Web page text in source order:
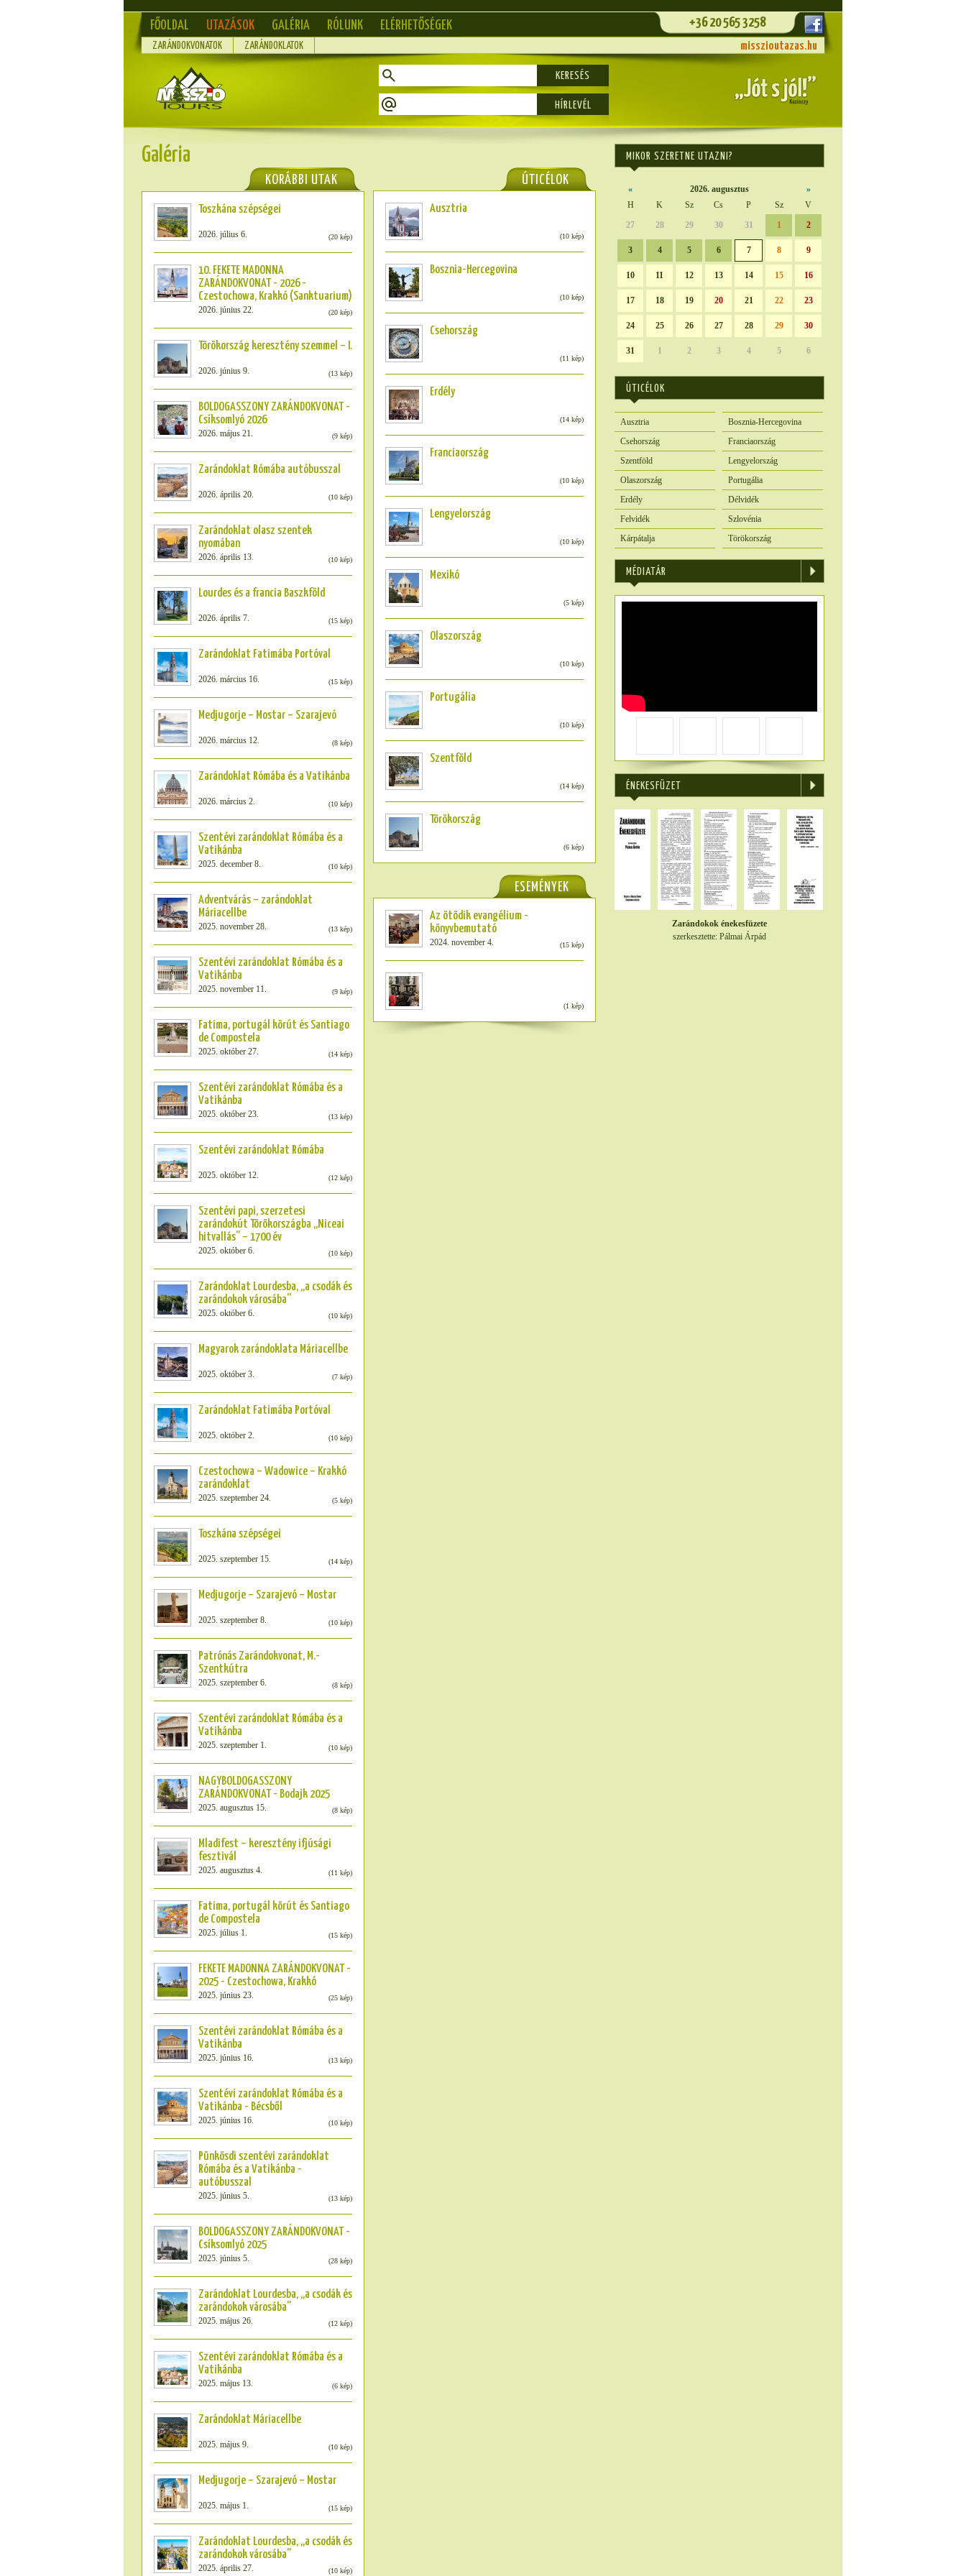
FŐOLDAL UTAZÁSOK GALÉRIA RÓLUNK ELÉRHETŐSÉGEK +36 20 565 3258
ZARÁNDOKVONATOK ZARÁNDOKLATOK misszioutazas.hu
KERESÉS
Galéria
KORÁBBI UTAK ÚTICÉLOK
Ausztria
(10 kép)
Bosznia-Hercegovina
(10 kép)
Csehország
(11 kép)
Erdély
(14 kép)
Franciaország
(10 kép)
Lengyelország
(10 kép)
Mexikó
(5 kép)
Olaszország
(10 kép)
Portugália
(10 kép)
Szentföld
(14 kép)
Törökország
(6 kép)
ESEMÉNYEK
Az ötödik evangélium -
könyvbemutató
2024. november 4. (15 kép)
(1 kép)
Toszkána szépségei
2026. július 6. (20 kép)
10. FEKETE MADONNA
ZARÁNDOKVONAT - 2026 -
Czestochowa, Krakkó (Sanktuarium)
2026. június 22. (20 kép)
Törökország keresztény szemmel – I.
2026. június 9. (13 kép)
BOLDOGASSZONY ZARÁNDOKVONAT -
Csíksomlyó 2026
2026. május 21. (9 kép)
Zarándoklat Rómába autóbusszal
2026. április 20. (10 kép)
Zarándoklat olasz szentek
nyomában
2026. április 13. (10 kép)
Lourdes és a francia Baszkföld
2026. április 7. (15 kép)
Zarándoklat Fatimába Portóval
2026. március 16. (15 kép)
Medjugorje – Mostar – Szarajevó
2026. március 12. (8 kép)
Zarándoklat Rómába és a Vatikánba
2026. március 2. (10 kép)
Szentévi zarándoklat Rómába és a
Vatikánba
2025. december 8. (10 kép)
Adventvárás – zarándoklat
Máriacellbe
2025. november 28. (13 kép)
Szentévi zarándoklat Rómába és a
Vatikánba
2025. november 11. (9 kép)
Fatima, portugál körút és Santiago
de Compostela
2025. október 27. (14 kép)
Szentévi zarándoklat Rómába és a
Vatikánba
2025. október 23. (13 kép)
Szentévi zarándoklat Rómába
2025. október 12. (12 kép)
Szentévi papi, szerzetesi
zarándokút Törökországba „Niceai
hitvallás” – 1700 év
2025. október 6. (10 kép)
Zarándoklat Lourdesba, „a csodák és
zarándokok városába”
2025. október 6. (10 kép)
Magyarok zarándoklata Máriacellbe
2025. október 3. (7 kép)
Zarándoklat Fatimába Portóval
2025. október 2. (10 kép)
Czestochowa – Wadowice – Krakkó
zarándoklat
2025. szeptember 24. (5 kép)
Toszkána szépségei
2025. szeptember 15. (14 kép)
Medjugorje – Szarajevó – Mostar
2025. szeptember 8. (10 kép)
Patrónás Zarándokvonat, M.-
Szentkútra
2025. szeptember 6. (8 kép)
Szentévi zarándoklat Rómába és a
Vatikánba
2025. szeptember 1. (10 kép)
NAGYBOLDOGASSZONY
ZARÁNDOKVONAT - Bodajk 2025
2025. augusztus 15. (8 kép)
Mladifest – keresztény ifjúsági
fesztivál
2025. augusztus 4. (11 kép)
Fatima, portugál körút és Santiago
de Compostela
2025. július 1. (15 kép)
FEKETE MADONNA ZARÁNDOKVONAT -
2025 - Czestochowa, Krakkó
2025. június 23. (25 kép)
Szentévi zarándoklat Rómába és a
Vatikánba
2025. június 16. (13 kép)
Szentévi zarándoklat Rómába és a
Vatikánba - Bécsből
2025. június 16. (10 kép)
Pünkösdi szentévi zarándoklat
Rómába és a Vatikánba -
autóbusszal
2025. június 5. (13 kép)
BOLDOGASSZONY ZARÁNDOKVONAT -
Csíksomlyó 2025
2025. június 5. (28 kép)
Zarándoklat Lourdesba, „a csodák és
zarándokok városába”
2025. május 26. (12 kép)
Szentévi zarándoklat Rómába és a
Vatikánba
2025. május 13. (6 kép)
Zarándoklat Máriacellbe
2025. május 9. (10 kép)
Medjugorje – Szarajevó – Mostar
2025. május 1. (15 kép)
Zarándoklat Lourdesba, „a csodák és
zarándokok városába”
2025. április 27. (10 kép)
MIKOR SZERETNE UTAZNI?
« 2026. augusztus
»
H
K Sz Cs P Sz
V
27
28 29 30 31 1 2
3 4 5 6 7 8 9
10 11 12 13 14 15 16
17 18 19 20 21 22 23
24 25 26 27 28 29 30
31 1 2 3 4 5 6
ÚTICÉLOK
Ausztria
Bosznia-Hercegovina
Csehország
Franciaország
Szentföld
Lengyelország
Olaszország
Portugália
Erdély
Délvidék
Felvidék
Szlovénia
Kárpátalja
Törökország
MÉDIATÁR
ÉNEKESFÜZET
Zarándokok énekesfüzete
szerkesztette: Pálmai Árpád